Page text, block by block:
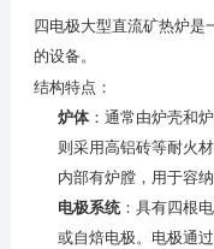
四电极大型直流矿热炉是
的设备。
结构特点：
炉体 ：通常由炉壳和
则采用高铝砖等耐火
内部有炉膛，用于容纳
电极系统：具有四根
或自焙电极。电极通